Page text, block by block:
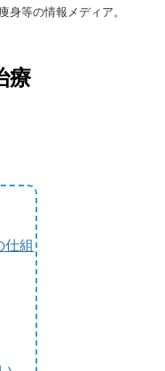
身等の情報メディア。
療
仕組